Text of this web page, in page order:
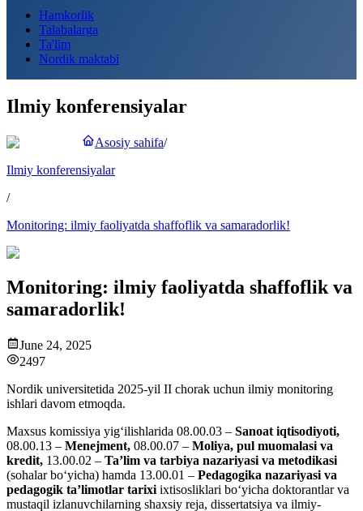
Hamkorlik
Talabalarga
Ta'lim
Nordik maktabi
Ilmiy konferensiyalar
Asosiy sahifa/
Ilmiy konferensiyalar
/
Monitoring: ilmiy faoliyatda shaffoflik va samaradorlik!
Monitoring: ilmiy faoliyatda shaffoflik va
samaradorlik!
June 24, 2025
2497
Nordik universitetida 2025-yil II chorak uchun ilmiy monitoring
ishlari davom etmoqda.
Maxsus komissiya yig‘ilishlarida 08.00.03 – Sanoat iqtisodiyoti,
08.00.13 – Menejment, 08.00.07 – Moliya, pul muomalasi va
kredit, 13.00.02 – Ta’lim va tarbiya nazariyasi va metodikasi
(sohalar bo‘yicha) hamda 13.00.01 – Pedagogika nazariyasi va
pedagogik ta’limotlar tarixi ixtisosliklari bo‘yicha doktorantlar va
mustaqil izlanuvchilarning shaxsiy reja, dissertatsiya va ilmiy-